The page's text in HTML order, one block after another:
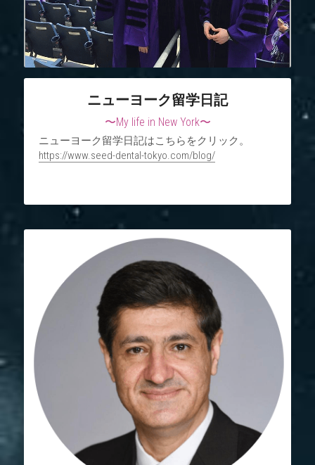
ニューヨーク留学日記
〜My life in New York〜
ニューヨーク留学日記はこちらをクリック。
https://www.seed-dental-tokyo.com/blog/